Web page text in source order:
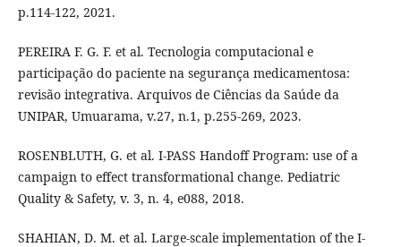
p.114-122, 2021.
PEREIRA F. G. F. et al. Tecnologia computacional e
participação do paciente na segurança medicamentosa:
revisão integrativa. Arquivos de Ciências da Saúde da
UNIPAR, Umuarama, v.27, n.1, p.255-269, 2023.
ROSENBLUTH, G. et al. I-PASS Handoff Program: use of a
campaign to effect transformational change. Pediatric
Quality & Safety, v. 3, n. 4, e088, 2018.
SHAHIAN, D. M. et al. Large-scale implementation of the I-